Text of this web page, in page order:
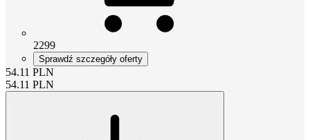
2299
Sprawdź szczegóły oferty
54.11 PLN
54.11 PLN